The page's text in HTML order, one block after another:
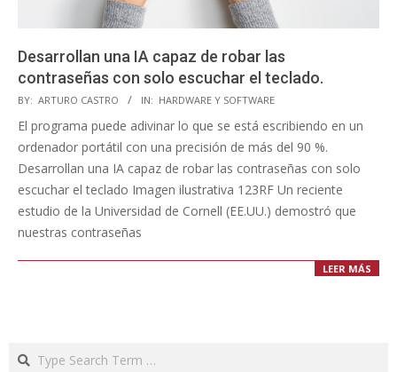
Desarrollan una IA capaz de robar las
contraseñas con solo escuchar el teclado.
2023-
08-
BY: ARTURO CASTRO IN: HARDWARE Y SOFTWARE
El programa puede adivinar lo que se está escribiendo en un
ordenador portátil con una precisión de más del 90 %.
Desarrollan una IA capaz de robar las contraseñas con solo
escuchar el teclado Imagen ilustrativa 123RF Un reciente
estudio de la Universidad de Cornell (EE.UU.) demostró que
nuestras contraseñas
LEER MÁS
Search